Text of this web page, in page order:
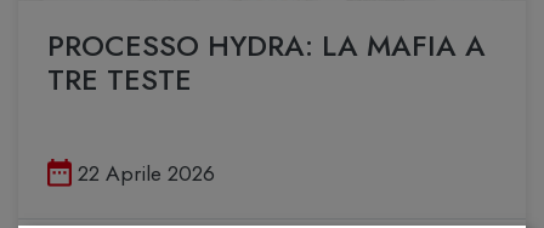
PROCESSO HYDRA: LA MAFIA A
TRE TESTE
Pubblicato il
22 Aprile 2026